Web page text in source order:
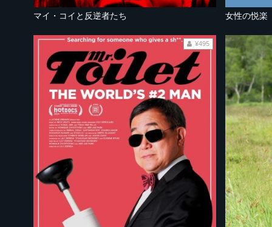
マイ・コイと反逆者たち 女性の悦楽
¥495